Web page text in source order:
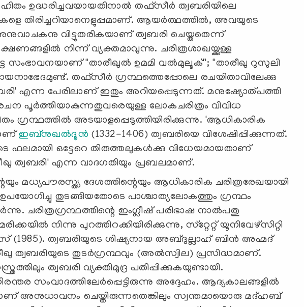
ഉദ്ധരിച്ചവയായതിനാല്‍ തഫ്സീര്‍ ത്വബരിയിലെ
തിരിച്ചറിയാനെളുപ്പമാണ്. ആയര്‍ത്ഥത്തില്‍, അവയുടെ
വിട്ടുതരികയാണ് ത്വബരി ചെയ്തതെന്ന്
നിന്ന് വ്യക്തമാവുന്നു. ചരിത്രശാഖയ്ക്കുള്ള
സംഭാവനയാണ് ''താരീഖുല്‍ ഉമമി വല്‍മുലൂക്''; ''താരീഖു റുസുലി
തഫ്‌സീര്‍ ഗ്രന്ഥത്തെപ്പോലെ രചയിതാവിലേക്കു
എന്ന പേരിലാണ് ഇതും അറിയപ്പെടുന്നത്. മനുഷ്യോത്പത്തി
പൂര്‍ത്തിയാകുന്നതുവരെയുള്ള ലോകചരിത്രം വിവിധ
ഗ്രന്ഥത്തില്‍ അടയാളപ്പെടുത്തിയിരിക്കുന്നു. 'ആധികാരിക
ഇബ്‌നുഖല്‍ദൂന്‍ (1332-1406) ത്വബരിയെ വിശേഷിപ്പിക്കുന്നത്.
ഫലമായി ഒട്ടേറെ തിരുത്തലുകള്‍ക്കു വിധേയമായതാണ്
ത്വബരി' എന്ന വാദഗതിയും പ്രബലമാണ്.
മധ്യപൗരസ്ത്യ ദേശത്തിന്റെയും ആധികാരിക ചരിത്രരേഖയായി
തുടങ്ങിയതോടെ പാശ്ചാത്യലോകത്തും ഗ്രന്ഥം
ചരിത്രഗ്രന്ഥത്തിന്റെ ഇംഗ്ലീഷ് പരിഭാഷ നാല്‍പതു
നിന്നു പുറത്തിറക്കിയിരിക്കുന്നു, സ്‌റ്റേറ്റ് യൂനിവേഴ്‌സിറ്റി
(1985). ത്വബരിയുടെ ശിഷ്യനായ അബ്ദുല്ലാഹ് ബിന്‍ അഹ്മദ്
ത്വബരിയുടെ തുടര്‍ഗ്രന്ഥവും (അല്‍സ്വില) പ്രസിദ്ധമാണ്.
ത്വബരി വ്യക്തിമുദ്ര പതിപ്പിക്കുകയുണ്ടായി.
സംവാദത്തിലേര്‍പ്പെട്ടിരുന്നു അദ്ദേഹം. ആദ്യകാലങ്ങളില്‍
അനുധാവനം ചെയ്തിരുന്നതെങ്കിലും സ്വന്തമായൊരു മദ്ഹബ്